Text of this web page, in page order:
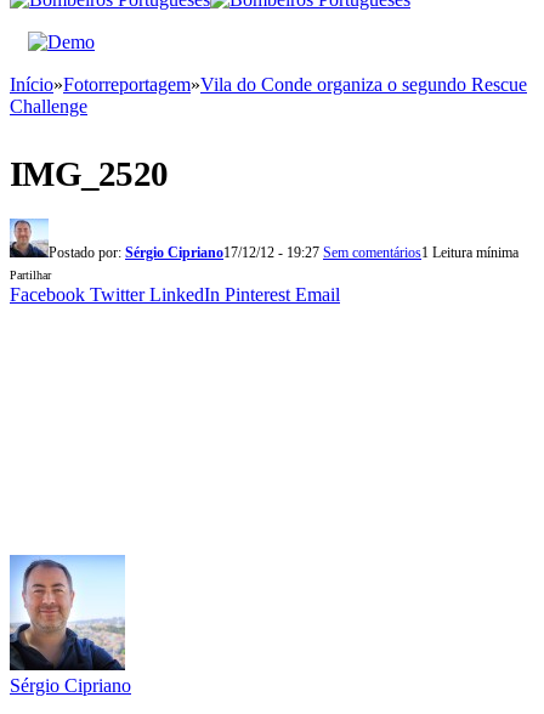
Início»Fotorreportagem»Vila do Conde organiza o segundo Rescue
Challenge
IMG_2520
Postado por: Sérgio Cipriano17/12/12 - 19:27 Sem comentários1 Leitura mínima
Partilhar
Facebook Twitter LinkedIn Pinterest Email
Sérgio Cipriano